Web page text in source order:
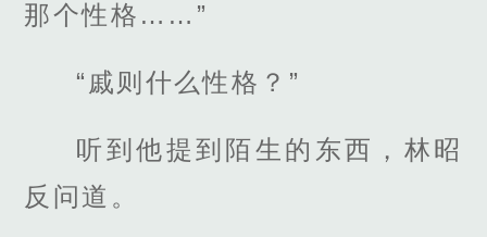
那个性格……”
“戚则什么性格？”
听到他提到陌生的东西，林昭
反问道。